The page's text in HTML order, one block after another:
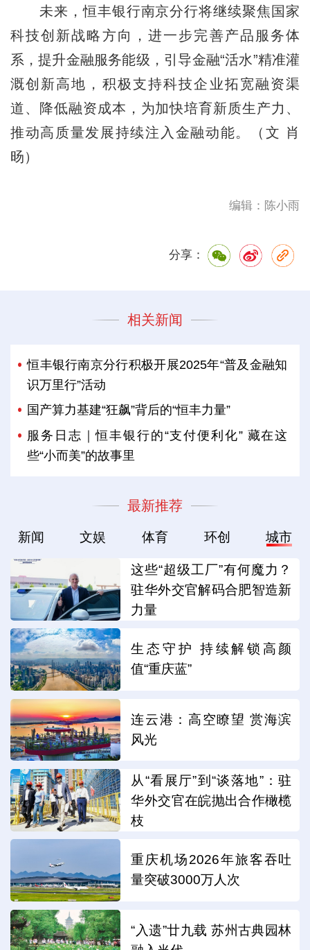
未来，恒丰银行南京分行将继续聚焦国家
科技创新战略方向，进一步完善产品服务体
系，提升金融服务能级，引导金融“活水”精准灌
溉创新高地，积极支持科技企业拓宽融资渠
道、降低融资成本，为加快培育新质生产力、
推动高质量发展持续注入金融动能。（文 肖
旸）
编辑：陈小雨
分享：
相关新闻
恒丰银行南京分行积极开展2025年“普及金融知
识万里行”活动
国产算力基建“狂飙”背后的“恒丰力量”
服务日志｜恒丰银行的“支付便利化” 藏在这
些“小而美”的故事里
最新推荐
新闻 文娱 体育 环创 城市
这些“超级工厂”有何魔力？
驻华外交官解码合肥智造新
力量
生态守护 持续解锁高颜
值“重庆蓝”
连云港：高空瞭望 赏海滨
风光
从“看展厅”到“谈落地”：驻
华外交官在皖抛出合作橄榄
枝
重庆机场2026年旅客吞吐
量突破3000万人次
“入遗”廿九载 苏州古典园林